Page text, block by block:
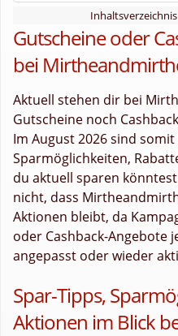
Inhaltsverzeichnis
Gutscheine oder
bei
Aktuell stehen dir bei
Gutscheine noch
Im August 2026 sind
Sparmöglichkeiten,
du aktuell sparen
nicht, dass
Aktionen bleibt, da
oder Cashback-Angebote
angepasst oder wieder
Spar-Tipps,
Aktionen im Blick